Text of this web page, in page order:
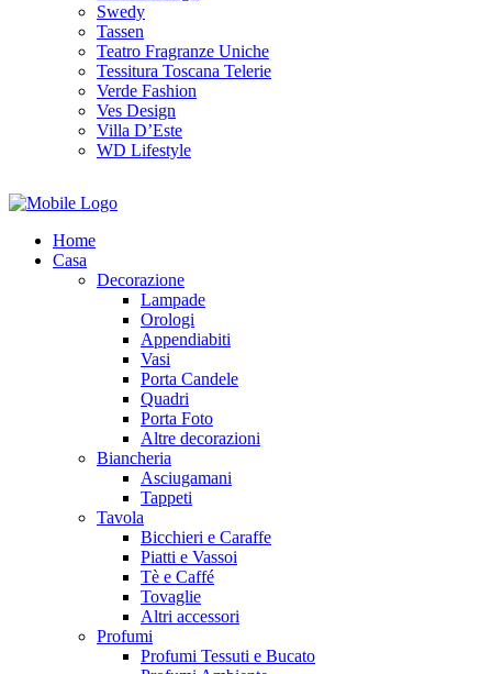
Swedy
Tassen
Teatro Fragranze Uniche
Tessitura Toscana Telerie
Verde Fashion
Ves Design
Villa D’Este
WD Lifestyle
Home
Casa
Decorazione
Lampade
Orologi
Appendiabiti
Vasi
Porta Candele
Quadri
Porta Foto
Altre decorazioni
Biancheria
Asciugamani
Tappeti
Tavola
Bicchieri e Caraffe
Piatti e Vassoi
Tè e Caffé
Tovaglie
Altri accessori
Profumi
Profumi Tessuti e Bucato